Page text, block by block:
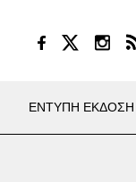
ΕΝΤΥΠΗ ΕΚΔΟΣΗ